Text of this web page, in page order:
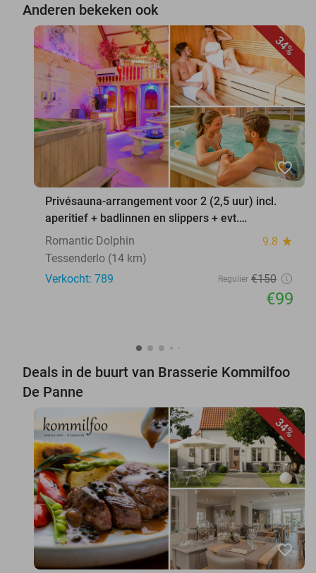
Anderen bekeken ook
34%
favorite_border
Privésauna-arrangement voor 2 (2,5 uur) incl.
aperitief + badlinnen en slippers + evt.
borrelplank
Romantic Dolphin 9.8 star
Tessenderlo (14 km)
Verkocht: 789
Regulier €150
€99
Deals in de buurt van Brasserie Kommilfoo
De Panne
34%
favorite_border